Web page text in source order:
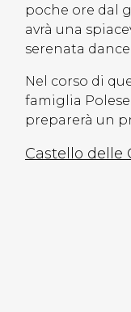
poche ore dal
avrà una
serenata
Nel corso di
famiglia
preparerà un
Castello delle